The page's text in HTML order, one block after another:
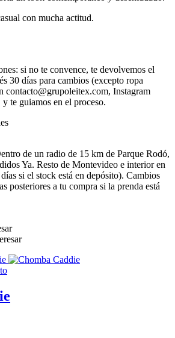
con mucha actitud.
si no te convence, te devolvemos el
30 días para cambios (excepto ropa
contacto@grupoleitex.com, Instagram
te guiamos en el proceso.
de un radio de 15 km de Parque Rodó,
Ya. Resto de Montevideo e interior en
si el stock está en depósito). Cambios
posteriores a tu compra si la prenda está